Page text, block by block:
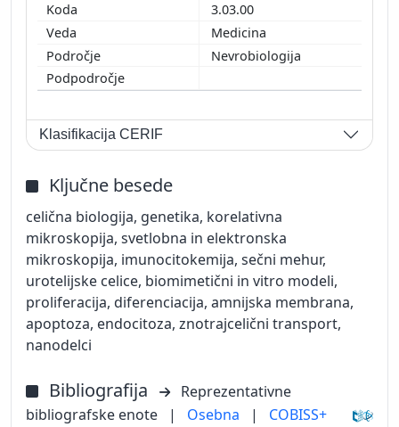
3.03.00
Medicina
Nevrobiologija
Klasifikacija CERIF
Ključne besede
celična biologija, genetika, korelativna
mikroskopija, svetlobna in elektronska
mikroskopija, imunocitokemija, sečni mehur,
urotelijske celice, biomimetični in vitro modeli,
proliferacija, diferenciacija, amnijska membrana,
apoptoza, endocitoza, znotrajcelični transport,
nanodelci
Bibliografija
Reprezentativne
bibliografske enote
| Osebna | COBISS+